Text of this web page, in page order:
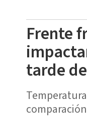
Frente
tarde